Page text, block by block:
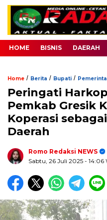
HOME BISNIS DAERAH
Home / Berita / Bupati /
Peringati
Pemkab Gresik
Koperasi
Daerah
Romo Redaksi NEWS
Sabtu, 26 Juli 2025 - 14:06